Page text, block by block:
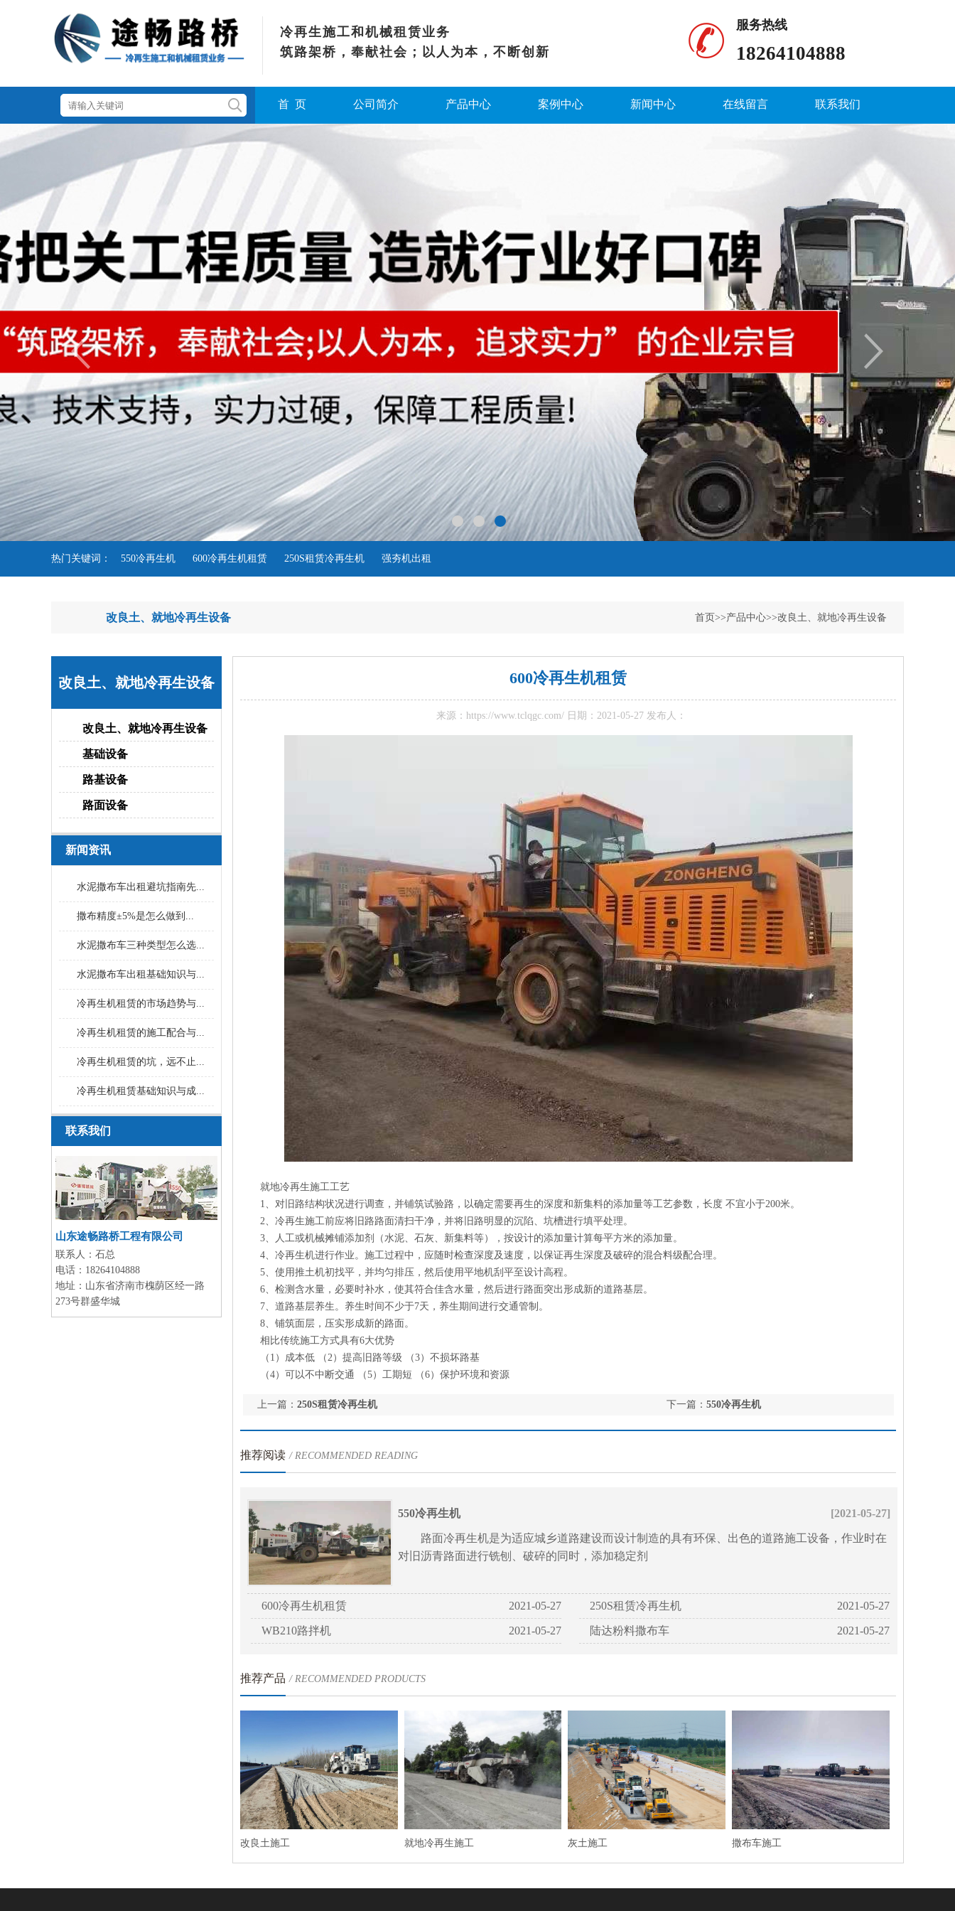
冷再生施工和机械租赁业务
筑路架桥，奉献社会；以人为本，不断创新
服务热线
18264104888
首 页 公司简介 产品中心 案例中心 新闻中心 在线留言 联系我们
热门关键词： 550冷再生机 600冷再生机租赁 250S租赁冷再生机 强夯机出租
改良土、就地冷再生设备 首页>>产品中心>>改良土、就地冷再生设备
改良土、就地冷再生设备
改良土、就地冷再生设备
基础设备
路基设备
路面设备
新闻资讯
水泥撒布车出租避坑指南先...
撒布精度±5%是怎么做到...
水泥撒布车三种类型怎么选...
水泥撒布车出租基础知识与...
冷再生机租赁的市场趋势与...
冷再生机租赁的施工配合与...
冷再生机租赁的坑，远不止...
冷再生机租赁基础知识与成...
联系我们
山东途畅路桥工程有限公司
联系人： 石总
电话： 18264104888
地址： 山东省济南市槐荫区经一路
273号群盛华城
600冷再生机租赁
来源： https://www.tclqgc.com/日期：2021-05-27 发布人：
就地冷再生施工工艺
1、对旧路结构状况进行调查，并铺筑试验路，以确定需要再生的深度和新集料的添加量等工艺参数，长度 不宜小于200米。
2、冷再生施工前应将旧路路面清扫干净，并将旧路明显的沉陷、坑槽进行填平处理。
3、人工或机械摊铺添加剂（水泥、石灰、新集料等），按设计的添加量计算每平方米的添加量。
4、冷再生机进行作业。施工过程中，应随时检查深度及速度，以保证再生深度及破碎的混合料级配合理。
5、使用推土机初找平，并均匀排压，然后使用平地机刮平至设计高程。
6、检测含水量，必要时补水，使其符合佳含水量，然后进行路面突出形成新的道路基层。
7、道路基层养生。养生时间不少于7天，养生期间进行交通管制。
8、铺筑面层，压实形成新的路面。
相比传统施工方式具有6大优势
（1）成本低 （2）提高旧路等级 （3）不损坏路基
（4）可以不中断交通 （5）工期短 （6）保护环境和资源
下一篇： 550冷再生机
上一篇： 250S租赁冷再生机
推荐阅读 / RECOMMENDED READING
550冷再生机 [2021-05-27]
路面冷再生机是为适应城乡道路建设而设计制造的具有环保、出色的道路施工设备，作业时在
对旧沥青路面进行铣刨、破碎的同时，添加稳定剂
600冷再生机租赁 2021-05-27 250S租赁冷再生机 2021-05-27
WB210路拌机 2021-05-27 陆达粉料撒布车 2021-05-27
推荐产品 / RECOMMENDED PRODUCTS
改良土施工 就地冷再生施工 灰土施工 撒布车施工